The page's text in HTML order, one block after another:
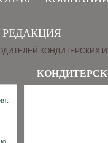
РЕДАКЦИЯ
КОНДИТЕРСКИХ